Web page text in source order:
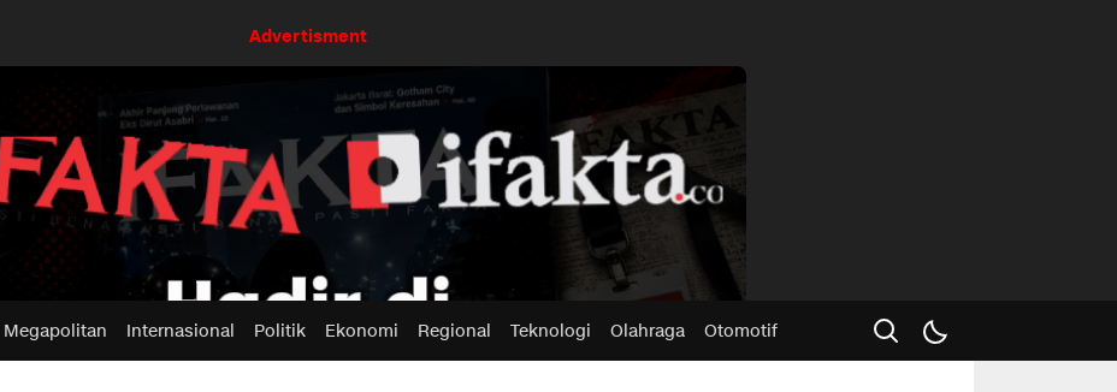
Advertisment
Megapolitan Internasional Politik Ekonomi Regional Teknologi Olahraga Otomotif